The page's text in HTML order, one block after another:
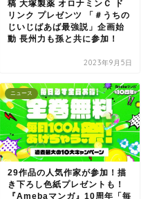
稿 大塚製薬 オロナミンＣ ド
リンク プレゼンツ 「＃うちの
じいじばあば最強説」企画始
動 長州力も孫と共に参加！
2023年9月5日
ニュース
29作品の人気作家が参加！描
き下ろし色紙プレゼントも！
『Amebaマンガ』10周年「毎